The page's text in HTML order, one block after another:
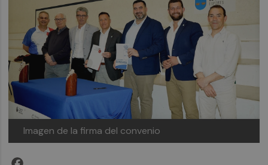
Imagen de la firma del convenio